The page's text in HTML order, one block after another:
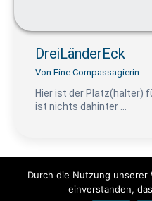
DreiLänderEck
Von Eine Compassagierin
Hier ist der Platz(halter)
ist nichts dahinter …
Durch die Nutzung unserer
einverstanden,